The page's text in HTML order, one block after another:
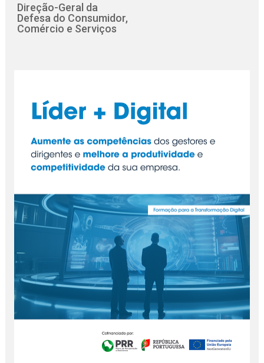
Direção-Geral da
Defesa do Consumidor,
Comércio e Serviços